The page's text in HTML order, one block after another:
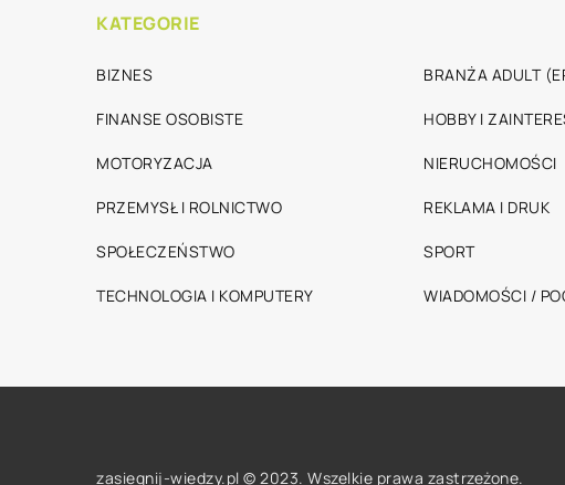
KATEGORIE
BIZNES BRANŻA ADULT
FINANSE OSOBISTE HOBBY I
MOTORYZACJA NIERUCHOMOŚCI
PRZEMYSŁ I ROLNICTWO REKLAMA I DRUK
SPOŁECZEŃSTWO SPORT
TECHNOLOGIA I KOMPUTERY WIADOMOŚCI /
zasiegnij-wiedzy.pl © 2023. Wszelkie prawa zastrzeżone.